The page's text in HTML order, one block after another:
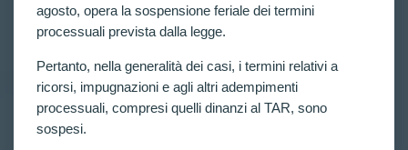
agosto, opera la sospensione feriale dei termini
processuali prevista dalla legge.
Pertanto, nella generalità dei casi, i termini relativi a
ricorsi, impugnazioni e agli altri adempimenti
processuali, compresi quelli dinanzi al TAR, sono
sospesi.
accertamenti…
CLAUDIA CARADONNA FEBBRAIO 13, 2022
RICORSI ATTIVI